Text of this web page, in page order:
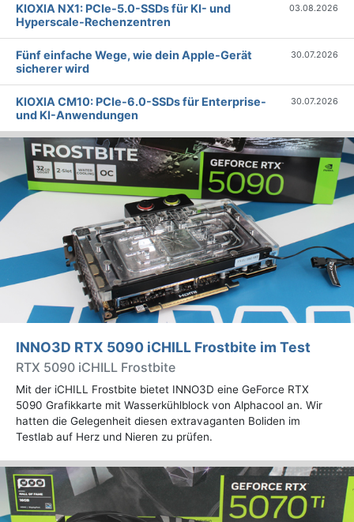
KIOXIA NX1: PCIe-5.0-SSDs für KI- und
Hyperscale-Rechenzentren
03.08.2026
Fünf einfache Wege, wie dein Apple-Gerät
sicherer wird
30.07.2026
KIOXIA CM10: PCIe-6.0-SSDs für Enterprise-
und KI-Anwendungen
30.07.2026
INNO3D RTX 5090 iCHILL Frostbite im Test
RTX 5090 iCHILL Frostbite
Mit der iCHILL Frostbite bietet INNO3D eine GeForce RTX
5090 Grafikkarte mit Wasserkühlblock von Alphacool an. Wir
hatten die Gelegenheit diesen extravaganten Boliden im
Testlab auf Herz und Nieren zu prüfen.